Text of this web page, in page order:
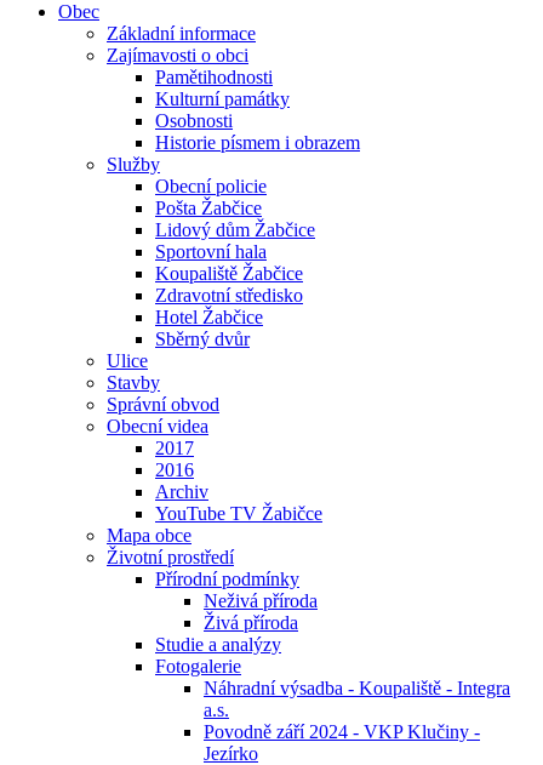
Obec
Základní informace
Zajímavosti o obci
Pamětihodnosti
Kulturní památky
Osobnosti
Historie písmem i obrazem
Služby
Obecní policie
Pošta Žabčice
Lidový dům Žabčice
Sportovní hala
Koupaliště Žabčice
Zdravotní středisko
Hotel Žabčice
Sběrný dvůr
Ulice
Stavby
Správní obvod
Obecní videa
2017
2016
Archiv
YouTube TV Žabičce
Mapa obce
Životní prostředí
Přírodní podmínky
Neživá příroda
Živá příroda
Studie a analýzy
Fotogalerie
Náhradní výsadba - Koupaliště - Integra
a.s.
Povodně září 2024 - VKP Klučiny -
Jezírko